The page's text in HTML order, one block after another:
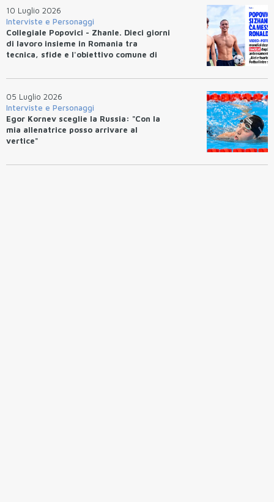
10 Luglio 2026
Interviste e Personaggi
Collegiale Popovici - Zhanle. Dieci giorni
di lavoro insieme in Romania tra
tecnica, sfide e l'obiettivo comune di
05 Luglio 2026
Interviste e Personaggi
Egor Kornev sceglie la Russia: "Con la
mia allenatrice posso arrivare al
vertice"